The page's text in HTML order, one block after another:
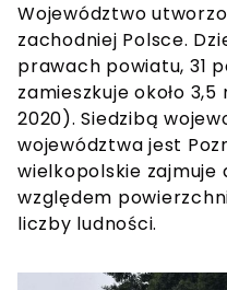
Województwo
zachodniej Polsce.
prawach powiatu, 31
zamieszkuje około
2020). Siedzibą
województwa jest
wielkopolskie zajmuje
względem
liczby ludności.